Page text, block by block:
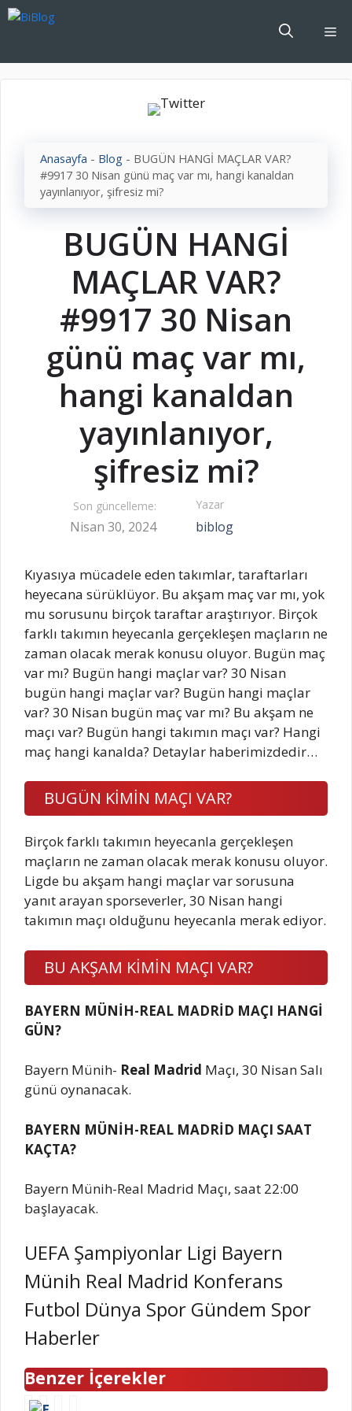
İçeriğe
Anasayfa - Blog - BUGÜN HANGİ MAÇLAR VAR?
#9917 30 Nisan günü maç var mı, hangi kanaldan
yayınlanıyor, şifresiz mi?
BUGÜN HANGİ
MAÇLAR VAR?
#9917 30 Nisan
günü maç var mı,
hangi kanaldan
yayınlanıyor,
şifresiz mi?
Son güncelleme:
Nisan 30, 2024
Yazar
biblog
Kıyasıya mücadele eden takımlar, taraftarları
heyecana sürüklüyor. Bu akşam maç var mı, yok
mu sorusunu birçok taraftar araştırıyor. Birçok
farklı takımın heyecanla gerçekleşen maçların ne
zaman olacak merak konusu oluyor. Bugün maç
var mı? Bugün hangi maçlar var? 30 Nisan
bugün hangi maçlar var? Bugün hangi maçlar
var? 30 Nisan bugün maç var mı? Bu akşam ne
maçı var? Bugün hangi takımın maçı var? Hangi
maç hangi kanalda? Detaylar haberimizdedir…
BUGÜN KİMİN MAÇI VAR?
Birçok farklı takımın heyecanla gerçekleşen
maçların ne zaman olacak merak konusu oluyor.
Ligde bu akşam hangi maçlar var sorusuna
yanıt arayan sporseverler, 30 Nisan hangi
takımın maçı olduğunu heyecanla merak ediyor.
BU AKŞAM KİMİN MAÇI VAR?
BAYERN MÜNİH-REAL MADRİD MAÇI HANGİ
GÜN?
Bayern Münih- Real Madrid Maçı, 30 Nisan Salı
günü oynanacak.
BAYERN MÜNİH-REAL MADRİD MAÇI SAAT
KAÇTA?
Bayern Münih-Real Madrid Maçı, saat 22:00
başlayacak.
UEFA Şampiyonlar Ligi Bayern
Münih Real Madrid Konferans
Futbol Dünya Spor Gündem Spor
Haberler
Benzer İçerekler